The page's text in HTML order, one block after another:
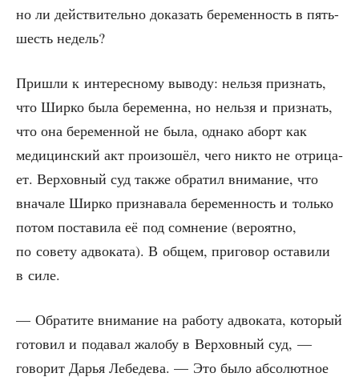
но ли действительно дока­зать бере­мен­ность в пять-
шесть недель?
При­шли к инте­рес­но­му выво­ду: нель­зя при­знать,
что Шир­ко была бере­мен­на, но нель­зя и при­знать,
что она бере­мен­ной не была, одна­ко аборт как
меди­цин­ский акт про­изо­шёл, чего никто не отри­ца­
ет. Вер­хов­ный суд так­же обра­тил вни­ма­ние, что
вна­ча­ле Шир­ко при­зна­ва­ла бере­мен­ность и толь­ко
потом поста­ви­ла её под сомне­ние (веро­ят­но,
по сове­ту адво­ка­та). В общем, при­го­вор оста­ви­ли
в силе.
— Обра­ти­те вни­ма­ние на рабо­ту адво­ка­та, кото­рый
гото­вил и пода­вал жало­бу в Вер­хов­ный суд, —
гово­рит Дарья Лебе­де­ва. — Это было абсо­лют­ное